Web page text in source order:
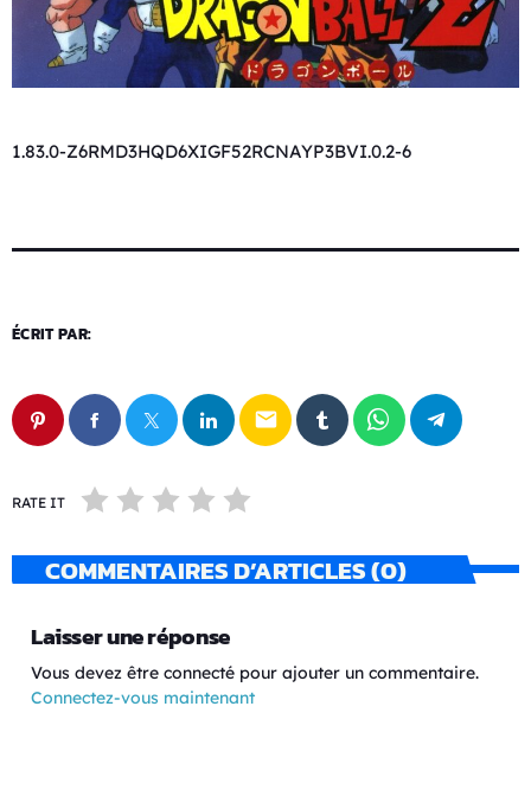
1.83.0-Z6RMD3HQD6XIGF52RCNAYP3BVI.0.2-6
ÉCRIT PAR:
email
RATE IT
COMMENTAIRES D’ARTICLES (0)
Laisser une réponse
Vous devez être connecté pour ajouter un commentaire.
Connectez-vous maintenant